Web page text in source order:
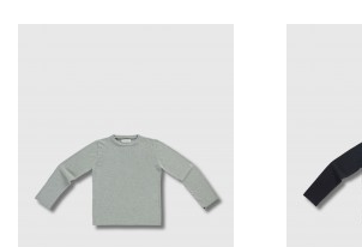
par la longueur du diamètre moyen
fibres seront sélectionnées et triées
sa longueur et de sa